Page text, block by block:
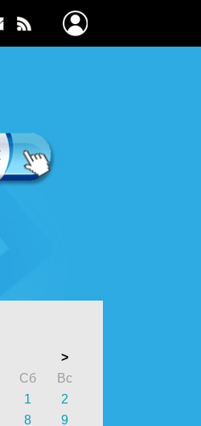
>
Сб
Вс
1
2
8
9